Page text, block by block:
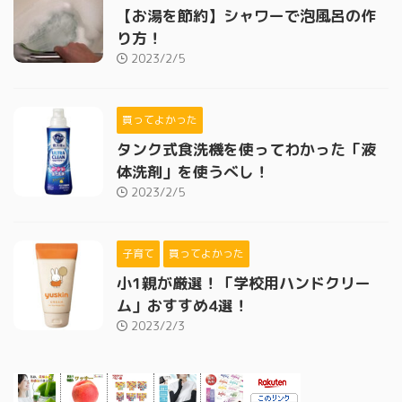
【お湯を節約】シャワーで泡風呂の作
り方！
2023/2/5
買ってよかった
タンク式食洗機を使ってわかった「液
体洗剤」を使うべし！
2023/2/5
子育て 買ってよかった
小1親が厳選！「学校用ハンドクリー
ム」おすすめ4選！
2023/2/3